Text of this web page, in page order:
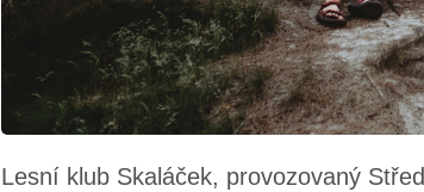
Lesní klub Skaláček, provozovaný